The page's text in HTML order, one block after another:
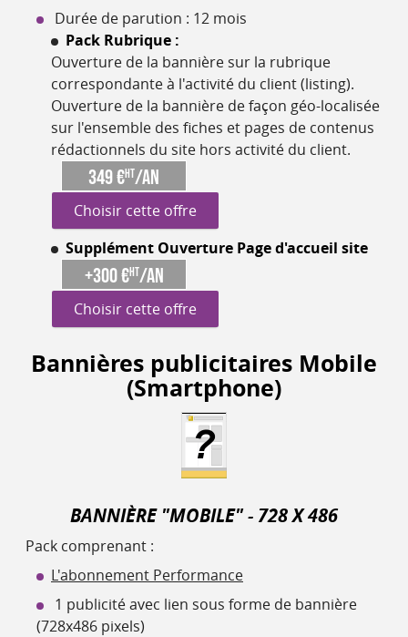
Durée de parution : 12 mois
Pack Rubrique :
Ouverture de la bannière sur la rubrique
correspondante à l'activité du client (listing).
Ouverture de la bannière de façon géo-localisée
sur l'ensemble des fiches et pages de contenus
rédactionnels du site hors activité du client.
349 €HT/an
Choisir cette offre
Supplément Ouverture Page d'accueil site
+300 €HT/an
Choisir cette offre
Bannières publicitaires Mobile
(Smartphone)
BANNIÈRE "MOBILE" - 728 X 486
Pack comprenant :
L'abonnement Performance
1 publicité avec lien sous forme de bannière
(728x486 pixels)